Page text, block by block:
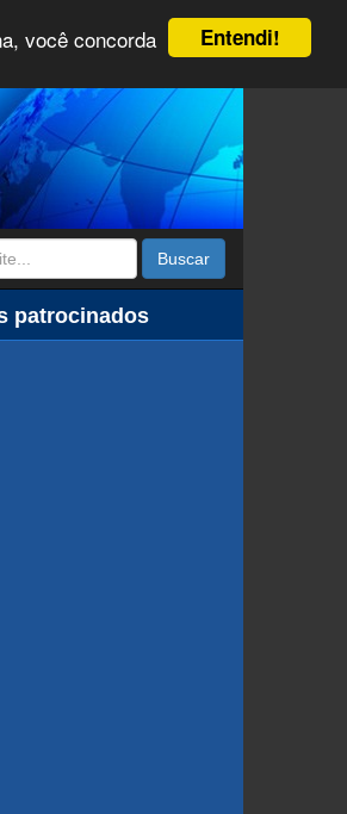
Entendi!
você concorda
Buscar
patrocinados